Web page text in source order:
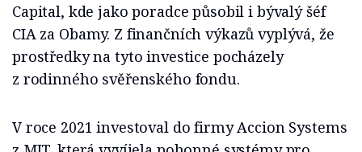
Capital, kde jako poradce působil i bývalý šéf
CIA za Obamy. Z finančních výkazů vyplývá, že
prostředky na tyto investice pocházely
z rodinného svěřenského fondu.
V roce 2021 investoval do firmy Accion Systems